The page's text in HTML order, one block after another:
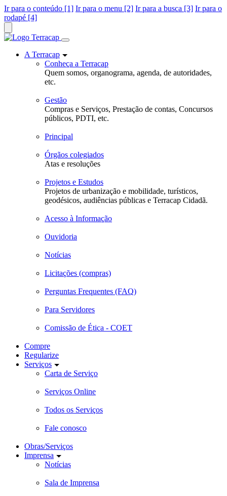
Ir para o conteúdo [1] Ir para o menu [2] Ir para a busca [3] Ir para o
rodapé [4]
A Terracap
Conheça a Terracap
Quem somos, organograma, agenda, de autoridades,
etc.
Gestão
Compras e Serviços, Prestação de contas, Concursos
públicos, PDTI, etc.
Principal
Órgãos colegiados
Atas e resoluções
Projetos e Estudos
Projetos de urbanização e mobilidade, turísticos,
geodésicos, audiências públicas e Terracap Cidadã.
Acesso à Informação
Ouvidoria
Notícias
Licitações (compras)
Perguntas Frequentes (FAQ)
Para Servidores
Comissão de Ética - COET
Compre
Regularize
Serviços
Carta de Serviço
Serviços Online
Todos os Serviços
Fale conosco
Obras/Serviços
Imprensa
Notícias
Sala de Imprensa